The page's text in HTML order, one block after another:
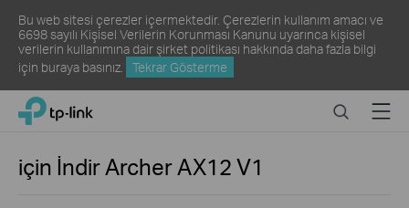
Bu web sitesi çerezler içermektedir. Çerezlerin kullanım amacı ve
6698 sayılı Kişisel Verilerin Korunması Kanunu uyarınca kişisel
verilerin kullanımına dair şirket politikası hakkında daha fazla bilgi
için buraya basınız. Tekrar Gösterme
Click
navigation
TP-Link, Reliably Smart SearchMenu
için İndirArcher AX12V1